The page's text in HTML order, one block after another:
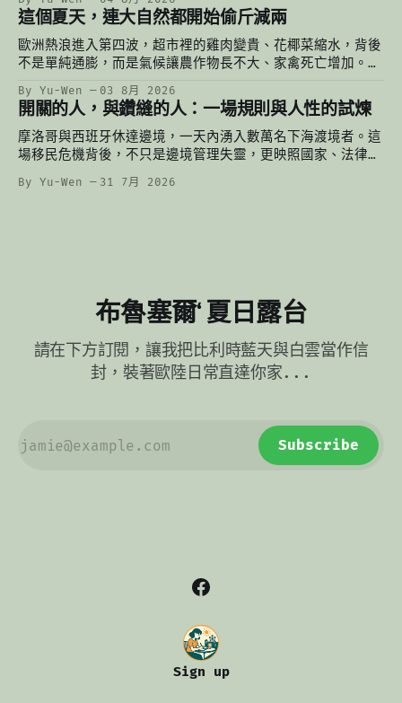
論。
這個夏天，連大自然都開始偷斤減兩
歐洲熱浪進入第四波，超市裡的雞肉變貴、花椰菜縮水，背後
不是單純通膨，而是氣候讓農作物長不大、家禽死亡增加。從
何悄悄改變我們的餐桌。
By Yu-Wen 03 8月 2026
開關的人，與鑽縫的人：一場規則與人性的試煉
摩洛哥與西班牙休達邊境，一天內湧入數萬名下海渡境者。這
場移民危機背後，不只是邊境管理失靈，更映照國家、法律與
終夾在兩者之間。
By Yu-Wen 31 7月 2026
布魯塞爾‘ 夏日露台
請在下方訂閱，讓我把比利時藍天與白雲當作信
封，裝著歐陸日常直達你家...
Subscribe
Sign up